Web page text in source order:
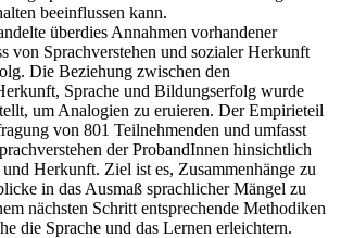
beeinflussen kann.
überdies Annahmen vorhandener
von Sprachverstehen und sozialer Herkunft
Die Beziehung zwischen den
Sprache und Bildungserfolg wurde
um Analogien zu eruieren. Der Empirieteil
von 801 Teilnehmenden und umfasst
der ProbandInnen hinsichtlich
Herkunft. Ziel ist es, Zusammenhänge zu
in das Ausmaß sprachlicher Mängel zu
nächsten Schritt entsprechende Methodiken
die Sprache und das Lernen erleichtern.